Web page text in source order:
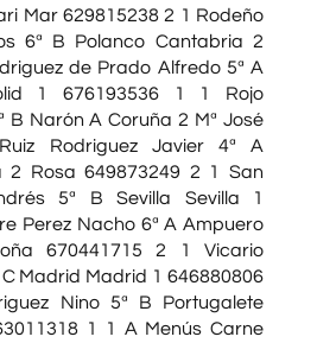
Mar 629815238 2 1 Rodeño
6ª B Polanco Cantabria 2
de Prado Alfredo 5ª A
1 676193536 1 1 Rojo
B Narón A Coruña 2 Mª José
Rodriguez Javier 4ª A
2 Rosa 649873249 2 1 San
5ª B Sevilla Sevilla 1
Perez Nacho 6ª A Ampuero
670441715 2 1 Vicario
Madrid Madrid 1 646880806
Nino 5ª B Portugalete
1 1 A Menús Carne